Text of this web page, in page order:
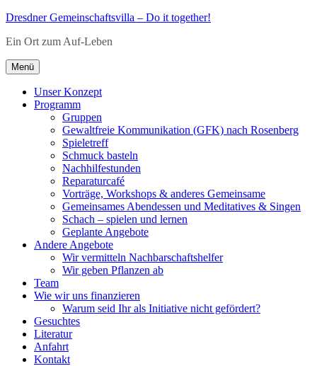
Zum
springen
Dresdner Gemeinschaftsvilla – Do it together!
Ein Ort zum Auf-Leben
Menü
Unser Konzept
Programm
Gruppen
Gewaltfreie Kommunikation (GFK) nach Rosenberg
Spieletreff
Schmuck basteln
Nachhilfestunden
Reparaturcafé
Vorträge, Workshops & anderes Gemeinsame
Gemeinsames Abendessen und Meditatives & Singen
Schach – spielen und lernen
Geplante Angebote
Andere Angebote
Wir vermitteln Nachbarschaftshelfer
Wir geben Pflanzen ab
Team
Wie wir uns finanzieren
Warum seid Ihr als Initiative nicht gefördert?
Gesuchtes
Literatur
Anfahrt
Kontakt